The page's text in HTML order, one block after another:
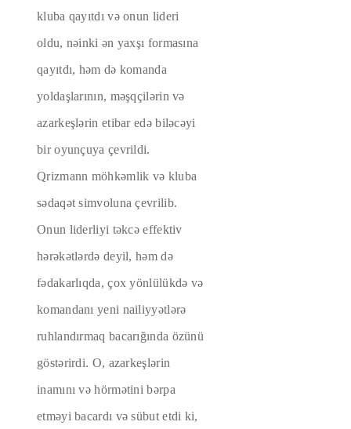
kluba qayıtdı və onun lideri
oldu, nəinki ən yaxşı formasına
qayıtdı, həm də komanda
yoldaşlarının, məşqçilərin və
azarkeşlərin etibar edə biləcəyi
bir oyunçuya çevrildi.
Qrizmann möhkəmlik və kluba
sədaqət simvoluna çevrilib.
Onun liderliyi təkcə effektiv
hərəkətlərdə deyil, həm də
fədakarlıqda, çox yönlülükdə və
komandanı yeni nailiyyətlərə
ruhlandırmaq bacarığında özünü
göstərirdi. O, azarkeşlərin
inamını və hörmətini bərpa
etməyi bacardı və sübut etdi ki,